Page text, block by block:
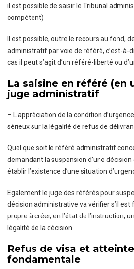
il est possible de saisir le Tribunal
compétent)
Il est possible, outre le recours au fond,
administratif par voie de référé, c’est-à-
cas il peut s’agit d’un référé-liberté ou
La saisine en référé (en
juge administratif
– L’appréciation de la condition
sérieux sur la légalité de refus de
Quel que soit le référé administratif
demandant la suspension d’une
établir l’existence d’une situation
Egalement le juge des référés pour
décision administrative va vérifier s’il est
propre à créer, en l’état de l’instruction,
légalité de la décision.
Refus de visa et
fondamentale